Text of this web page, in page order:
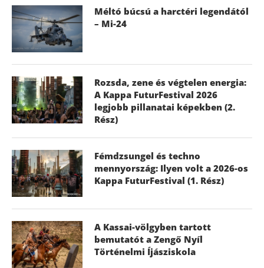
Méltó búcsú a harctéri legendától
– Mi-24
Rozsda, zene és végtelen energia:
A Kappa FuturFestival 2026
legjobb pillanatai képekben (2.
Rész)
Fémdzsungel és techno
mennyország: Ilyen volt a 2026-os
Kappa FuturFestival (1. Rész)
A Kassai-völgyben tartott
bemutatót a Zengő Nyíl
Történelmi Íjásziskola